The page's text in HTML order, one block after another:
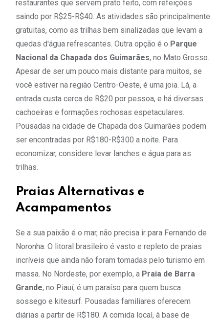
restaurantes que servem prato feito, com refeições
saindo por R$25-R$40. As atividades são principalmente
gratuitas, como as trilhas bem sinalizadas que levam a
quedas d'água refrescantes. Outra opção é o Parque
Nacional da Chapada dos Guimarães, no Mato Grosso.
Apesar de ser um pouco mais distante para muitos, se
você estiver na região Centro-Oeste, é uma joia. Lá, a
entrada custa cerca de R$20 por pessoa, e há diversas
cachoeiras e formações rochosas espetaculares.
Pousadas na cidade de Chapada dos Guimarães podem
ser encontradas por R$180-R$300 a noite. Para
economizar, considere levar lanches e água para as
trilhas.
Praias Alternativas e
Acampamentos
Se a sua paixão é o mar, não precisa ir para Fernando de
Noronha. O litoral brasileiro é vasto e repleto de praias
incríveis que ainda não foram tomadas pelo turismo em
massa. No Nordeste, por exemplo, a Praia de Barra
Grande, no Piauí, é um paraíso para quem busca
sossego e kitesurf. Pousadas familiares oferecem
diárias a partir de R$180. A comida local, à base de